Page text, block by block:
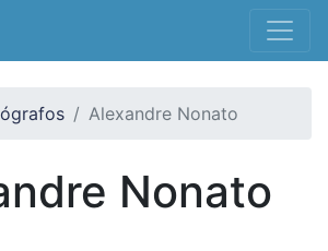
Alexandre Nonato
Nonato